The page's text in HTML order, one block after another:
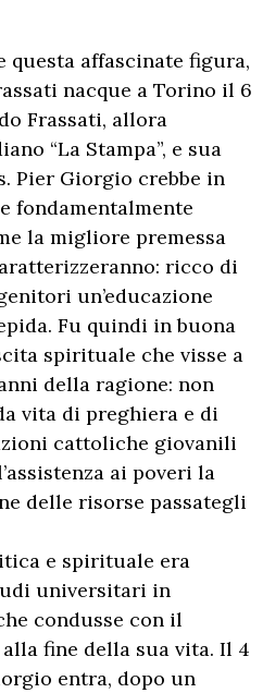
questa affascinate figura,
nacque a Torino il 6
Frassati, allora
“La Stampa”, e sua
Pier Giorgio crebbe in
fondamentalmente
la migliore premessa
ricco di
un’educazione
Fu quindi in buona
spirituale che visse a
della ragione: non
vita di preghiera e di
cattoliche giovanili
ai poveri la
delle risorse passategli
e spirituale era
universitari in
condusse con il
fine della sua vita. Il 4
entra, dopo un